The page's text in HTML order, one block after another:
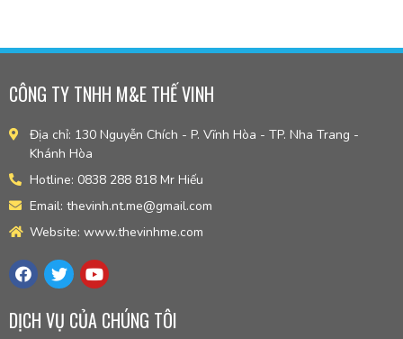
CÔNG TY TNHH M&E THẾ VINH
Địa chỉ: 130 Nguyễn Chích - P. Vĩnh Hòa - TP. Nha Trang -
Khánh Hòa
Hotline: 0838 288 818 Mr Hiếu
Email: thevinh.nt.me@gmail.com
Website: www.thevinhme.com
DỊCH VỤ CỦA CHÚNG TÔI